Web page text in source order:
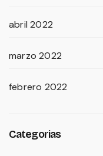
abril 2022
marzo 2022
febrero 2022
Categorias